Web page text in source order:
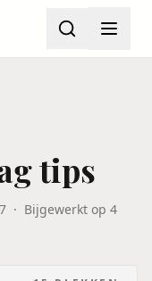
tips
· Bijgewerkt op 4